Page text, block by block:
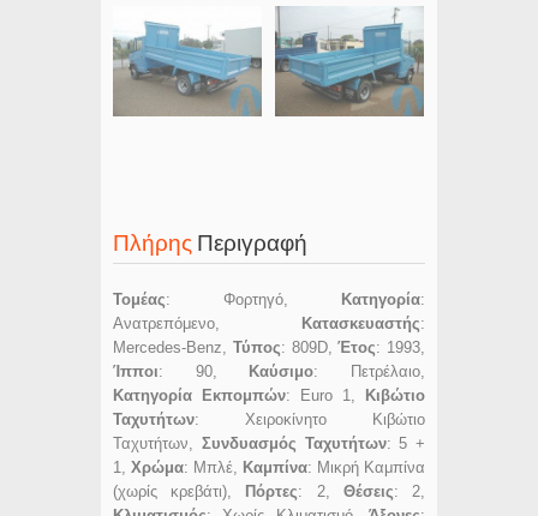
Πλήρης Περιγραφή
Τομέας: Φορτηγό, Κατηγορία:
Ανατρεπόμενο,
Κατασκευαστής:
Mercedes-Benz, Τύπος: 809D,Έτος: 1993,
Ίπποι: 90, Καύσιμο: Πετρέλαιο,
Κατηγορία Εκπομπών: Euro 1,
Κιβώτιο
Ταχυτήτων: Χειροκίνητο Κιβώτιο
Ταχυτήτων, Συνδυασμός Ταχυτήτων: 5 +
1, Χρώμα: Μπλέ, Καμπίνα: Μικρή Καμπίνα
(χωρίς κρεβάτι),
Πόρτες: 2, Θέσεις: 2,